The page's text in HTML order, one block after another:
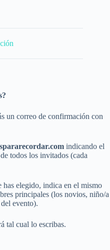
un correo de confirmación con
indicando el
todos los invitados (cada
has elegido, indica en el mismo
principales (los novios, niño/a
evento).
tal cual lo escribas.